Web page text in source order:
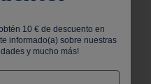
10 € de descuento en
informado(a) sobre nuestras
y mucho más!